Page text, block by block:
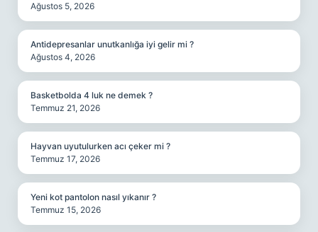
Ağustos 5, 2026
Antidepresanlar unutkanlığa iyi gelir mi ?
Ağustos 4, 2026
Basketbolda 4 luk ne demek ?
Temmuz 21, 2026
Hayvan uyutulurken acı çeker mi ?
Temmuz 17, 2026
Yeni kot pantolon nasıl yıkanır ?
Temmuz 15, 2026